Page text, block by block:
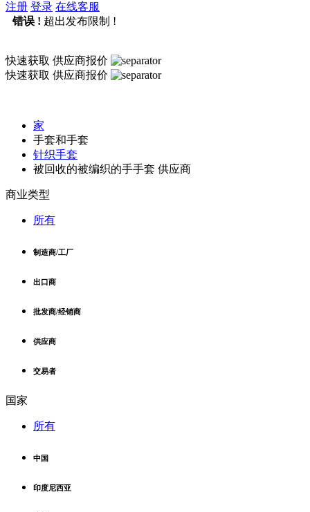
注册 登录 在线客服
错误 ! 超出发布限制 !
快速获取 供应商报价
快速获取 供应商报价
家
手套和手套
针织手套
被回收的被编织的手手套 供应商
商业类型
所有
制造商/工厂
出口商
批发商/经销商
供应商
交易者
国家
所有
中国
印度尼西亚